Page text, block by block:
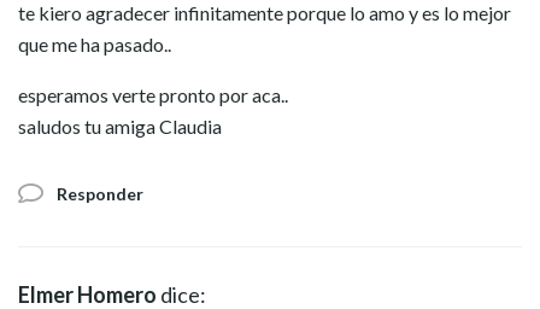
te kiero agradecer infinitamente porque lo amo y es lo mejor
que me ha pasado..
esperamos verte pronto por aca..
saludos tu amiga Claudia
Responder
Elmer Homero dice: